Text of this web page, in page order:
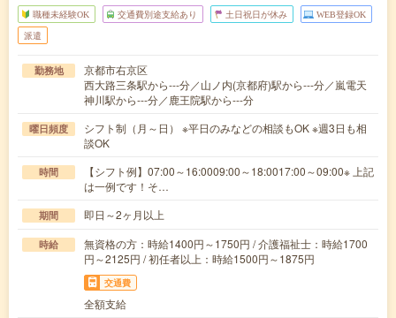
職種未経験OK 交通費別途支給あり 土日祝日が休み WEB登録OK
派遣
勤務地
京都市右京区
西大路三条駅から---分／山ノ内(京都府)駅から---分／嵐電天
神川駅から---分／鹿王院駅から---分
曜日頻度
シフト制（月～日） ※平日のみなどの相談もOK ※週3日も相
談OK
時間
【シフト例】07:00～16:0009:00～18:0017:00～09:00※ 上記
は一例です！そ…
期間 即日～2ヶ月以上
時給
無資格の方：時給1400円～1750円 / 介護福祉士：時給1700
円～2125円 / 初任者以上：時給1500円～1875円
交通費
全額支給